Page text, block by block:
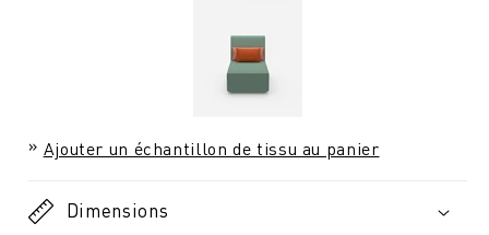
Ajouter un échantillon de tissu au panier
Dimensions